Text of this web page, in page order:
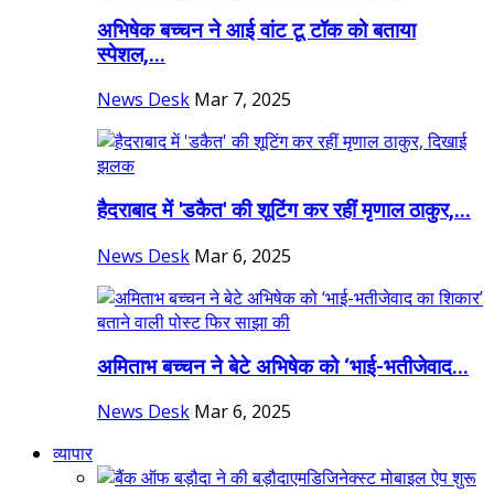
अभिषेक बच्चन ने आई वांट टू टॉक को बताया
स्पेशल,...
News Desk Mar 7, 2025
हैदराबाद में 'डकैत' की शूटिंग कर रहीं मृणाल ठाकुर,...
News Desk Mar 6, 2025
अमिताभ बच्चन ने बेटे अभिषेक को ‘भाई-भतीजेवाद...
News Desk Mar 6, 2025
व्यापार